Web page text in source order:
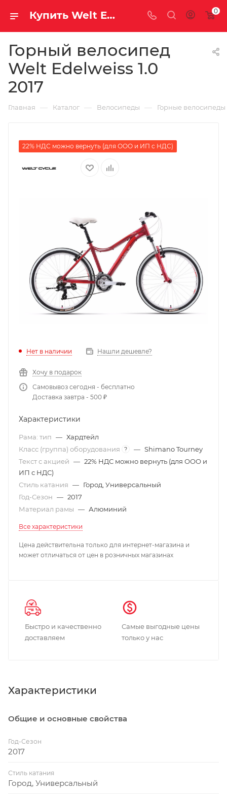
Купить Welt Edelweiss 1.0 2017 за рублей, а со скидкой 0
Горный велосипед
Welt Edelweiss 1.0
2017
Главная — Каталог — Велосипеды — Горные велосипеды
22% НДС можно вернуть (для ООО и ИП с НДС)
Нет в наличии Нашли дешевле?
Хочу в подарок
Самовывоз сегодня - бесплатно
Доставка завтра - 500 ₽
Характеристики
Рама: тип — Хардтейл
Класс (группа) оборудования
? — Shimano Tourney
Текст с акцией — 22% НДС можно вернуть (для ООО и
ИП с НДС)
Стиль катания — Город, Универсальный
Год-Сезон — 2017
Материал рамы — Алюминий
Все характеристики
Цена действительна только для интернет-магазина и
может отличаться от цен в розничных магазинах
Быстро и качественно
доставляем
Самые выгодные цены
только у нас
Характеристики
Общие и основные свойства
Год-Сезон
2017
Стиль катания
Город, Универсальный